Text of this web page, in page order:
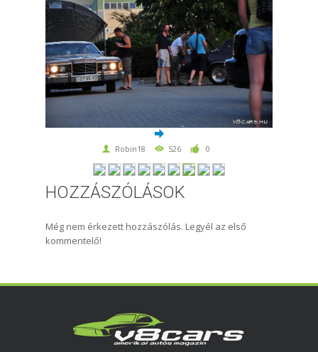
Robin18 526 0
HOZZÁSZÓLÁSOK
Még nem érkezett hozzászólás. Legyél az első
kommentelő!